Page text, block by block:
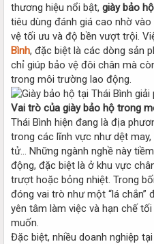
thương hiệu nổi bật, giày bảo
tiêu dùng đánh giá cao nhờ
vệ tối ưu và độ bền vượt trội.
Bình, đặc biệt là các dòng sản
chỉ giúp bảo vệ đôi chân mà
trong môi trường lao động.
Vai trò của giày bảo hộ trong
Thái Bình hiện đang là địa
trong các lĩnh vực như dệt
tử… Những ngành nghề này
động, đặc biệt là ở khu vực
trượt hoặc bỏng nhiệt. Trong
đóng vai trò như một “lá chắn”
yên tâm làm việc và hạn chế
muốn.
Đặc biệt, nhiều doanh nghiệp